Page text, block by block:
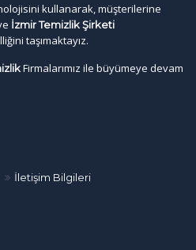
kullanarak, müşterilerine
İzmir Temizlik Şirketi
taşımaktayız.
Firmalarımız ile büyümeye devam
İletişim Bilgileri